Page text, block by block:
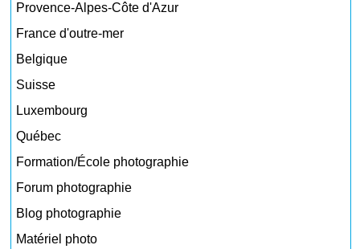
Provence-Alpes-Côte d'Azur
France d'outre-mer
Belgique
Suisse
Luxembourg
Québec
Formation/École photographie
Forum photographie
Blog photographie
Matériel photo